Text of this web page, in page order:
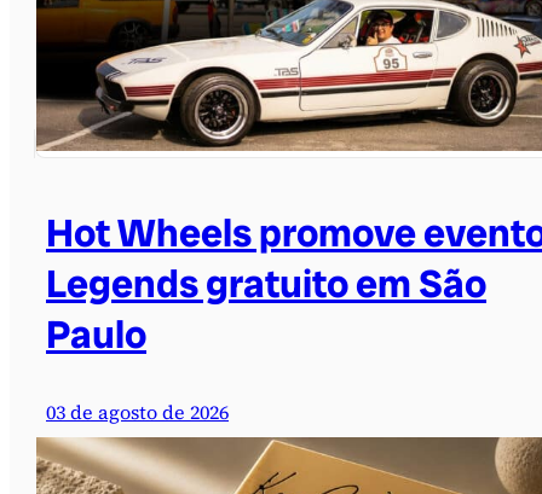
Hot Wheels promove
Legends gratuito em São
Paulo
03 de agosto de 2026